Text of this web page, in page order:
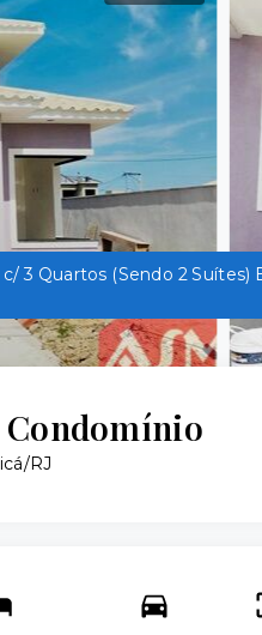
c/ 3 Quartos (Sendo 2
Condomínio
RJ